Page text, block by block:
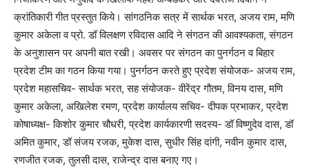
क्रांतिकारी गीत प्रस्तुत किये। सांगठनिक सत्र में सार्थक भरत, अजय राम, मणि
कुमार अकेला व प्रो. डॉ विलक्षण रविदास आदि ने संगठन की आवश्यकता, संगठन
के अनुशासन पर अपनी बात रखी। अवसर पर संगठन का पुनर्गठन व बिहार
प्रदेश टीम का गठन किया गया। पुनर्गठन करते हुए प्रदेश संयोजक- अजय राम,
प्रदेश महासचिव- सार्थक भरत, सह संयोजक- वीरेंद्र गौतम, विनय दास, मणि
कुमार अकेला, अखिलेश रमण, प्रदेश कार्यालय सचिव- दीपक प्रभाकर, प्रदेश
कोषाध्यक्ष- किशोर कुमार चौधरी, प्रदेश कार्यकारणी सदस्य- डॉ विष्णुदेव दास, डॉ
अमित कुमार, डॉ संजय रजक, मुकेश दास, सुधीर सिंह दांगी, नवीन कुमार दास,
रणजीत रजक, तुलसी दास, राजेन्द्र दास बनाए गए।